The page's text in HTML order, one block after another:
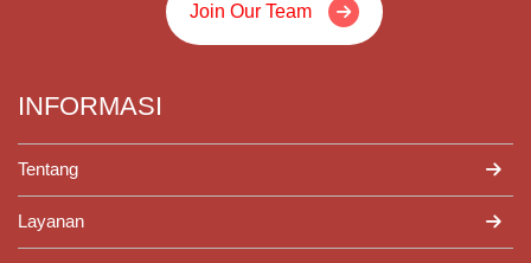
Join Our Team
INFORMASI
Tentang
Layanan